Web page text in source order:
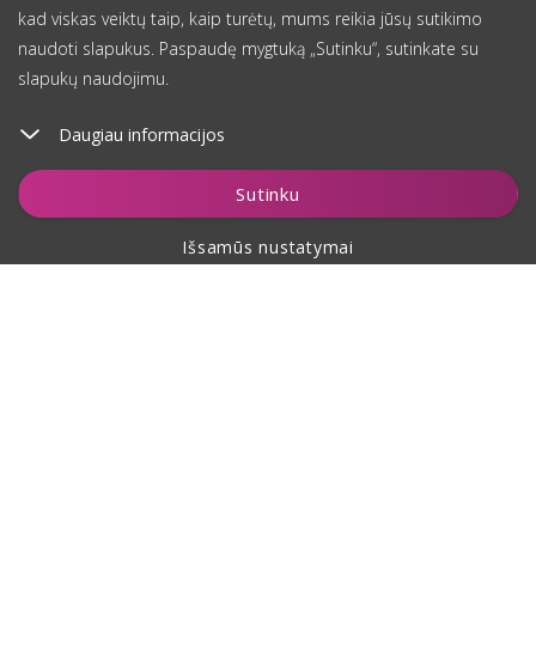
kad viskas veiktų taip, kaip turėtų, mums reikia jūsų sutikimo
naudoti slapukus. Paspaudę mygtuką „Sutinku“, sutinkate su
slapukų naudojimu.
Daugiau informacijos
Sutinku
Išsamūs nustatymai
Įdėti į krepšelį